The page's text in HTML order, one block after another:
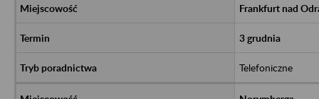
Frankfurt nad
3 grudnia
Telefoniczne